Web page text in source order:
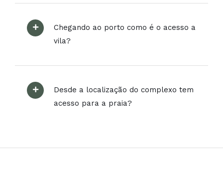
Chegando ao porto como é o acesso a
vila?
Desde a localização do complexo tem
acesso para a praia?